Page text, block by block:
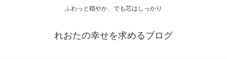
ふわっと穏やか、でも芯はしっかり
れおたの幸せを求めるブログ